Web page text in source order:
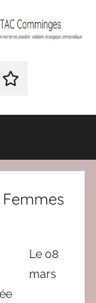
Signer
pétition
Le 08
mars